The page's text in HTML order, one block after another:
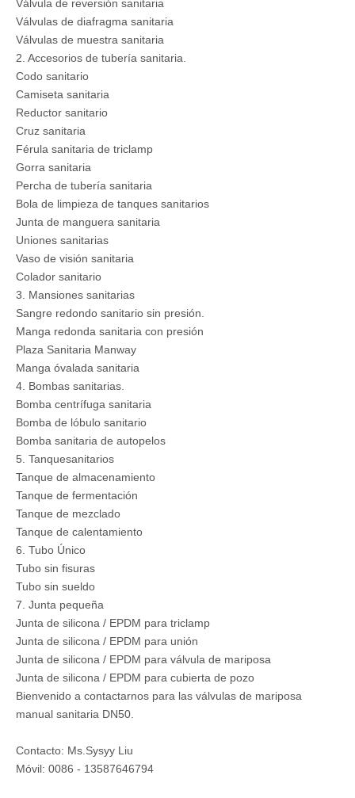
Válvula de reversión sanitaria
Válvulas de diafragma sanitaria
Válvulas de muestra sanitaria
2. Accesorios de tubería sanitaria.
Codo sanitario
Camiseta sanitaria
Reductor sanitario
Cruz sanitaria
Férula sanitaria de triclamp
Gorra sanitaria
Percha de tubería sanitaria
Bola de limpieza de tanques sanitarios
Junta de manguera sanitaria
Uniones sanitarias
Vaso de visión sanitaria
Colador sanitario
3. Mansiones sanitarias
Sangre redondo sanitario sin presión.
Manga redonda sanitaria con presión
Plaza Sanitaria Manway
Manga óvalada sanitaria
4. Bombas sanitarias.
Bomba centrífuga sanitaria
Bomba de lóbulo sanitario
Bomba sanitaria de autopelos
5. Tanquesanitarios
Tanque de almacenamiento
Tanque de fermentación
Tanque de mezclado
Tanque de calentamiento
6. Tubo Único
Tubo sin fisuras
Tubo sin sueldo
7. Junta pequeña
Junta de silicona / EPDM para triclamp
Junta de silicona / EPDM para unión
Junta de silicona / EPDM para válvula de mariposa
Junta de silicona / EPDM para cubierta de pozo
Bienvenido a contactarnos para las válvulas de mariposa
manual sanitaria DN50.
Contacto: Ms.Sysyy Liu
Móvil: 0086 - 13587646794